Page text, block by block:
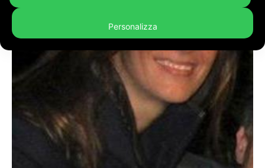
Personalizza